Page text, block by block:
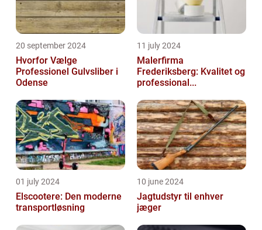
20 september 2024
Hvorfor Vælge
Professionel Gulvsliber i
Odense
11 july 2024
Malerfirma
Frederiksberg: Kvalitet og
professional...
01 july 2024
Elscootere: Den moderne
transportløsning
10 june 2024
Jagtudstyr til enhver
jæger